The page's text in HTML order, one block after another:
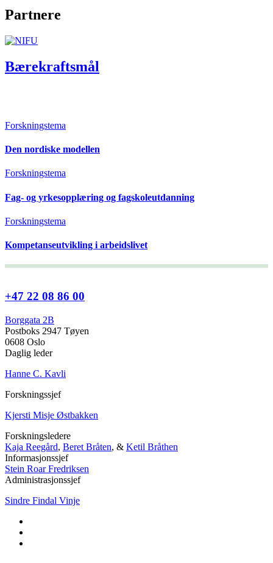
Partnere
Bærekraftsmål
Forskningstema
Den nordiske modellen
Forskningstema
Fag- og yrkesopplæring og fagskoleutdanning
Forskningstema
Kompetanseutvikling i arbeidslivet
+47 22 08 86 00
Borggata 2B
Postboks 2947 Tøyen
0608 Oslo
Daglig leder
Hanne C. Kavli
Forskningssjef
Kjersti Misje Østbakken
Forskningsledere
Kaja Reegård, Beret Bråten, & Ketil Bråthen
Informasjonssjef
Stein Roar Fredriksen
Administrasjonssjef
Sindre Findal Vinje